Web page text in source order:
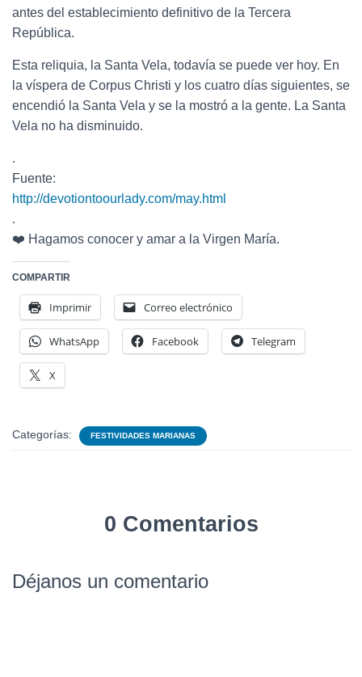
antes del establecimiento definitivo de la Tercera
República.
Esta reliquia, la Santa Vela, todavía se puede ver hoy. En
la víspera de Corpus Christi y los cuatro días siguientes, se
encendió la Santa Vela y se la mostró a la gente. La Santa
Vela no ha disminuido.
.
Fuente:
http://devotiontoourlady.com/may.html
.
❤️ Hagamos conocer y amar a la Virgen María.
COMPARTIR
Imprimir Correo electrónico
WhatsApp Facebook Telegram
X
Categorías: FESTIVIDADES MARIANAS
0 Comentarios
Déjanos un comentario